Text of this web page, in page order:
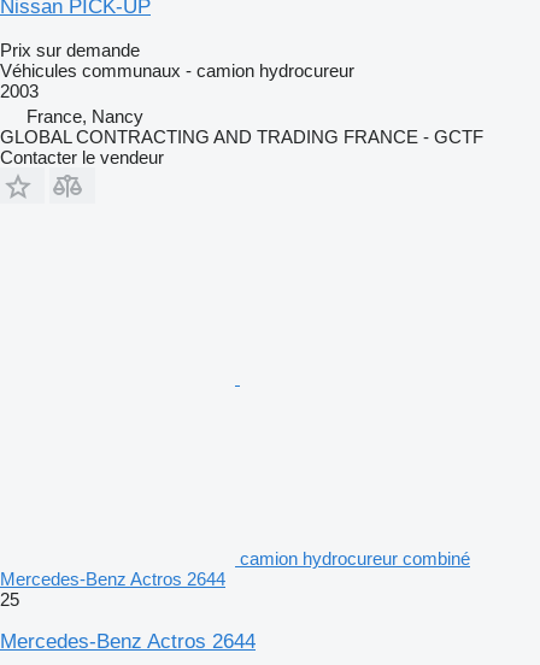
Nissan PICK-UP
Prix sur demande
Véhicules communaux - camion hydrocureur
2003
France, Nancy
GLOBAL CONTRACTING AND TRADING FRANCE - GCTF
Contacter le vendeur
camion hydrocureur combiné
Mercedes-Benz Actros 2644
25
Mercedes-Benz Actros 2644